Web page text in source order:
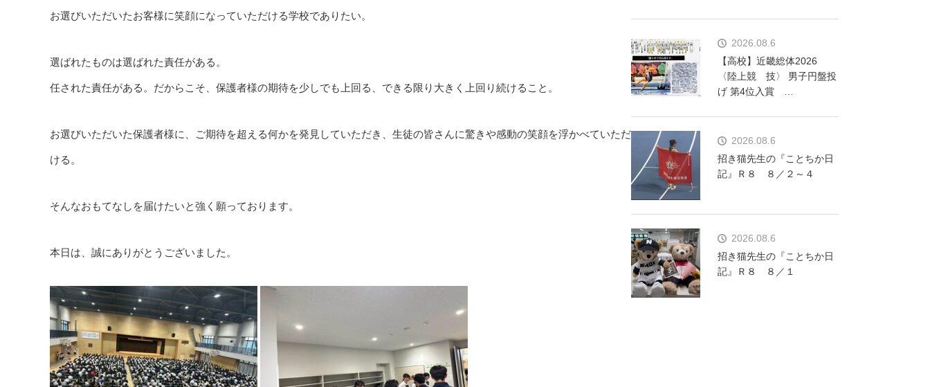
お選びいただいたお客様に笑顔になっていただける学校でありたい。
選ばれたものは選ばれた責任がある。
任された責任がある。だからこそ、保護者様の期待を少しでも上回る、できる限り大きく上回り続けること。
お選びいただいた保護者様に、ご期待を超える何かを発見していただき、生徒の皆さんに驚きや感動の笑顔を浮かべていただ
ける。
そんなおもてなしを届けたいと強く願っております。
本日は、誠にありがとうございました。
2026.08.6
【高校】近畿総体2026
〈陸上競 技〉 男子円盤投
げ 第4位入賞 …
2026.08.6
招き猫先生の『ことちか日
記』Ｒ８ ８／２～４
2026.08.6
招き猫先生の『ことちか日
記』Ｒ８ ８／１